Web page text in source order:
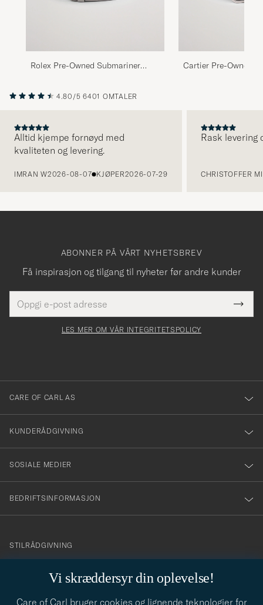
Rolex Pre-Owned Submariner
Cartier Pre-Owned
4.80/5 6401 OMTALER
Alltid kjempe fornøyd med
kvaliteten og levering.
IMRAN W2026-08-07 KJØPER2026-07-29
Rask levering
CHRISTOFFER
Vi skræddersyr din oplevelse!
Care of Carl bruger cookies og lignende teknologier for
ABONNER PÅ VÅRT NYHETSBREV
Få inspirasjon og tilgang til nyheter før andre kunder
postadresse
felt
Tack
för
dig
till
vårt
nyhetsbrev!
LES MER OM VÅR INTEGRITETSPOLICY
CARE OF CARL AS
KUNDERÅDGIVNING
SOSIALE MEDIER
BEDRIFTSINFORMASJON
info@careofcarl.no
STILRÅDGIVNING
STILRÅDGIVNING